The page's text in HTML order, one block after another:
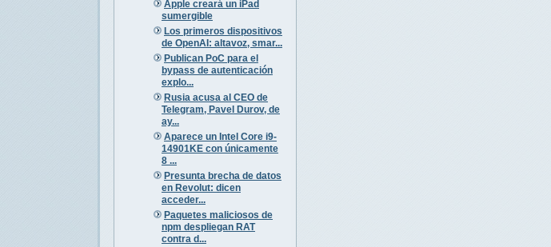
Apple creará un iPad
sumergible
Los primeros dispositivos
de OpenAI: altavoz, smar...
Publican PoC para el
bypass de autenticación
explo...
Rusia acusa al CEO de
Telegram, Pavel Durov, de
ay...
Aparece un Intel Core i9-
14901KE con únicamente
8 ...
Presunta brecha de datos
en Revolut: dicen
acceder...
Paquetes maliciosos de
npm despliegan RAT
contra d...